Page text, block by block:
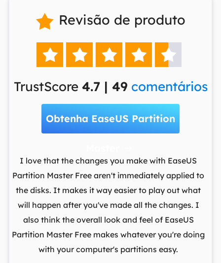
 Revisão de produto
    
TrustScore 4.7 | 49 comentários
Obtenha EaseUS Partition
I love that the changes you make with EaseUS
Partition Master Free aren't immediately applied to
the disks. It makes it way easier to play out what
will happen after you've made all the changes. I
also think the overall look and feel of EaseUS
Partition Master Free makes whatever you're doing
with your computer's partitions easy.